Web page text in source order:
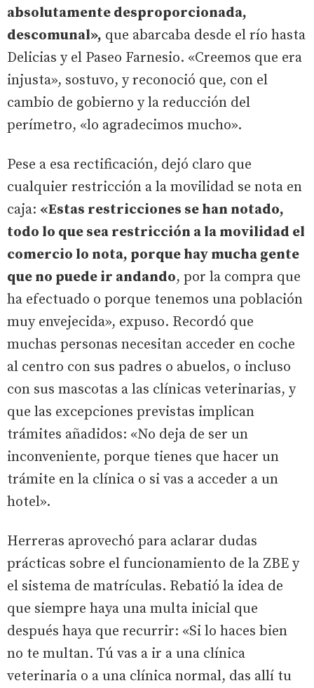
absolutamente desproporcionada,
descomunal», que abarcaba desde el río hasta
Delicias y el Paseo Farnesio. «Creemos que era
injusta», sostuvo, y reconoció que, con el
cambio de gobierno y la reducción del
perímetro, «lo agradecimos mucho».
Pese a esa rectificación, dejó claro que
cualquier restricción a la movilidad se nota en
caja: «Estas restricciones se han notado,
todo lo que sea restricción a la movilidad el
comercio lo nota, porque hay mucha gente
que no puede ir andando, por la compra que
ha efectuado o porque tenemos una población
muy envejecida», expuso. Recordó que
muchas personas necesitan acceder en coche
al centro con sus padres o abuelos, o incluso
con sus mascotas a las clínicas veterinarias, y
que las excepciones previstas implican
trámites añadidos: «No deja de ser un
inconveniente, porque tienes que hacer un
trámite en la clínica o si vas a acceder a un
hotel».
Herreras aprovechó para aclarar dudas
prácticas sobre el funcionamiento de la ZBE y
el sistema de matrículas. Rebatió la idea de
que siempre haya una multa inicial que
después haya que recurrir: «Si lo haces bien
no te multan. Tú vas a ir a una clínica
veterinaria o a una clínica normal, das allí tu